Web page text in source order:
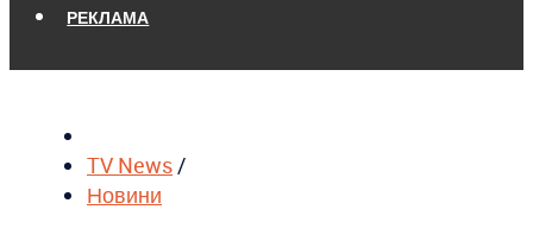
РЕКЛАМА
TV News/
Новини